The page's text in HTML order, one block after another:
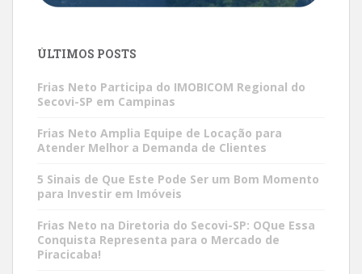
ÚLTIMOS POSTS
Frias Neto Participa do IMOBICOM Regional do
Secovi-SP em Campinas
Frias Neto Amplia Equipe de Locação para
Atender Melhor a Demanda de Clientes
5 Sinais de Que Este Pode Ser um Bom Momento
para Investir em Imóveis
Frias Neto na Diretoria do Secovi-SP: OQue Essa
Conquista Representa para o Mercado de
Piracicaba!